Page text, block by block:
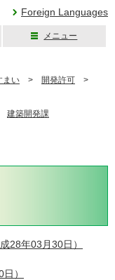
Foreign Languages
メニュー
まい > 開発許可 >
建築開発課
28年03月30日）
）